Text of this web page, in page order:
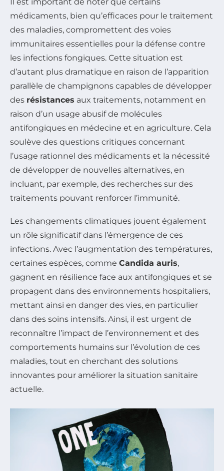
médicaments, bien qu’efficaces pour le traitement
des maladies, compromettent des voies
immunitaires essentielles pour la défense contre
les infections fongiques. Cette situation est
d’autant plus dramatique en raison de l’apparition
parallèle de champignons capables de développer
des résistances aux traitements, notamment en
raison d’un usage abusif de molécules
antifongiques en médecine et en agriculture. Cela
soulève des questions critiques concernant
l’usage rationnel des médicaments et la nécessité
de développer de nouvelles alternatives, en
incluant, par exemple, des recherches sur des
traitements pouvant renforcer l’immunité.
Les changements climatiques jouent également
un rôle significatif dans l’émergence de ces
infections. Avec l’augmentation des températures,
certaines espèces, comme Candida auris,
gagnent en résilience face aux antifongiques et se
propagent dans des environnements hospitaliers,
mettant ainsi en danger des vies, en particulier
dans des soins intensifs. Ainsi, il est urgent de
reconnaître l’impact de l’environnement et des
comportements humains sur l’évolution de ces
maladies, tout en cherchant des solutions
innovantes pour améliorer la situation sanitaire
actuelle.